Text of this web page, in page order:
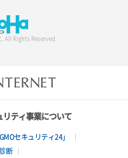
All Rights Reserved.
ティ事業について
セキュリティ24」
断